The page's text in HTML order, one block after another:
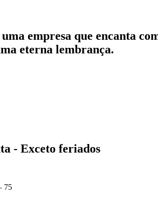
empresa que encanta
eterna lembrança.
- Exceto feriados
75